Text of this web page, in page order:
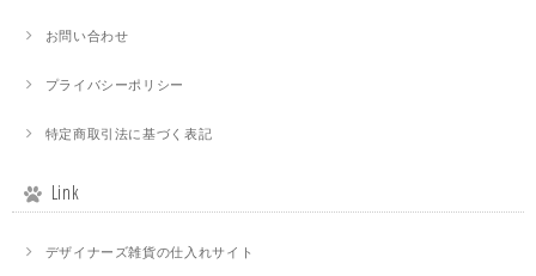
お問い合わせ
プライバシーポリシー
特定商取引法に基づく表記
Link
デザイナーズ雑貨の仕入れサイト